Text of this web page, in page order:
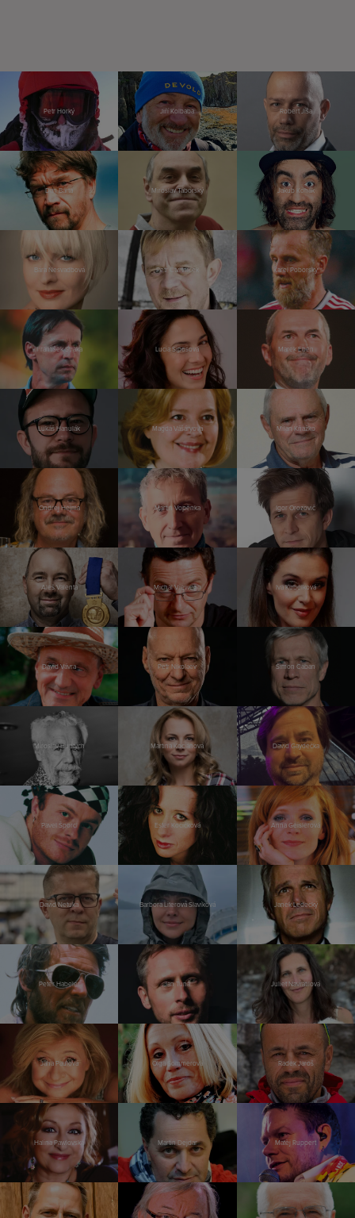
Petr Horký Jiří Kolbaba Robert Jíša
Dan Bárta Miroslav Táborský Jakub Kohák
Bára Nesvadbová Petr Čtvrtníček Karel Poborský
František Straka Lucia Siposová Marek Eben
Lukáš Hanulák Magda Vášáryová Milan Kňažko
Ondřej Hejma Martin Vopěnka Igor Orozovič
Aleš Valenta Michal Viewegh Iva Kubelková
David Vávra Petr Nikolaev Šimon Caban
Miroslav Huptych Martina Kociánová David Gaydečka
Pavel Šporcl Ester Kočičková Anna Geislerová
David Netuka Barbora Literová Slavíková Janek Ledecký
Peter Habeler Jan Tuna Juliet Navrátilová
Jana Paulová Olga Sommerová Radek Jaroš
Halina Pawlovská Martin Dejdar Matěj Ruppert